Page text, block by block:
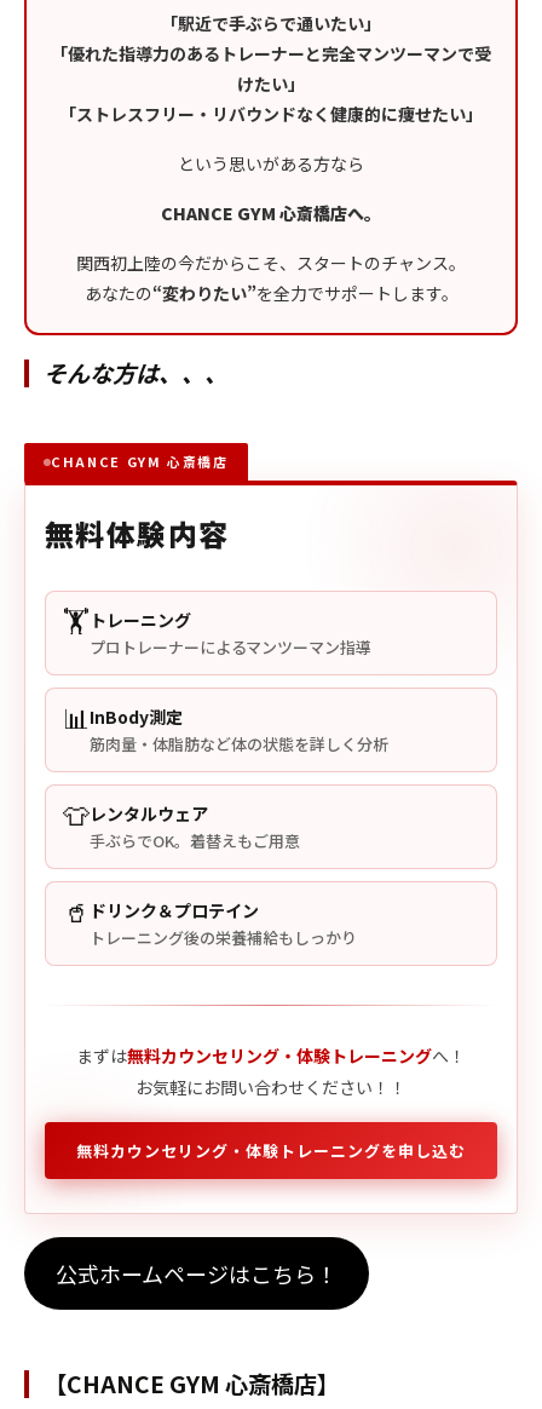
「駅近で手ぶらで通いたい」
「優れた指導力のあるトレーナーと完全マンツーマンで受
けたい」
「ストレスフリー・リバウンドなく健康的に痩せたい」
という思いがある方なら
CHANCE GYM 心斎橋店へ。
関西初上陸の今だからこそ、スタートのチャンス。
あなたの“変わりたい”を全力でサポートします。
そんな方は、、、
CHANCE GYM 心斎橋店
無料体験内容
🏋️ トレーニング
プロトレーナーによるマンツーマン指導
📊 InBody測定
筋肉量・体脂肪など体の状態を詳しく分析
👕レンタルウェア
手ぶらでOK。着替えもご用意
🥤 ドリンク＆プロテイン
トレーニング後の栄養補給もしっかり
まずは無料カウンセリング・体験トレーニングへ！
お気軽にお問い合わせください！！
無料カウンセリング・体験トレーニングを申し込む
公式ホームページはこちら！
【CHANCE GYM 心斎橋店】